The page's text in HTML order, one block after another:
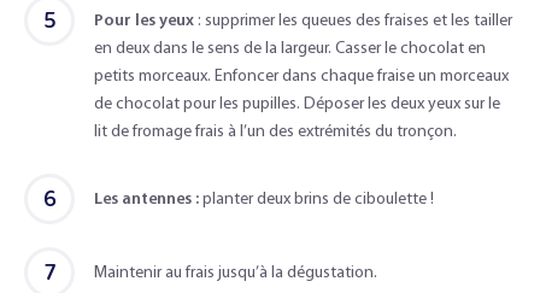
5 Pour les yeux : supprimer les queues des fraises et les tailler
en deux dans le sens de la largeur. Casser le chocolat en
petits morceaux. Enfoncer dans chaque fraise un morceaux
de chocolat pour les pupilles. Déposer les deux yeux sur le
lit de fromage frais à l’un des extrémités du tronçon.
6 Les antennes : planter deux brins de ciboulette !
7 Maintenir au frais jusqu’à la dégustation.